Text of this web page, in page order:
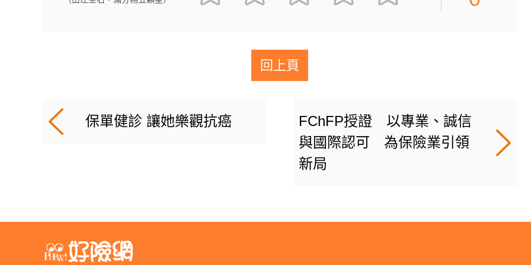
回上頁
保單健診 讓她樂觀抗癌
FChFP授證 以專業、誠信
與國際認可 為保險業引領
新局